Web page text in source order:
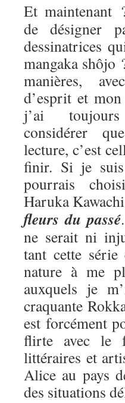
Et maintenant
de désigner
dessinatrices
mangaka shôjo
manières,
d’esprit et
j’ai
considérer
lecture, c’est
finir. Si je
pourrais
Haruka
fleurs du passé
ne serait ni
tant cette
nature à me
auxquels je
craquante
est forcément
flirte avec le
littéraires et
Alice au pays
des situations